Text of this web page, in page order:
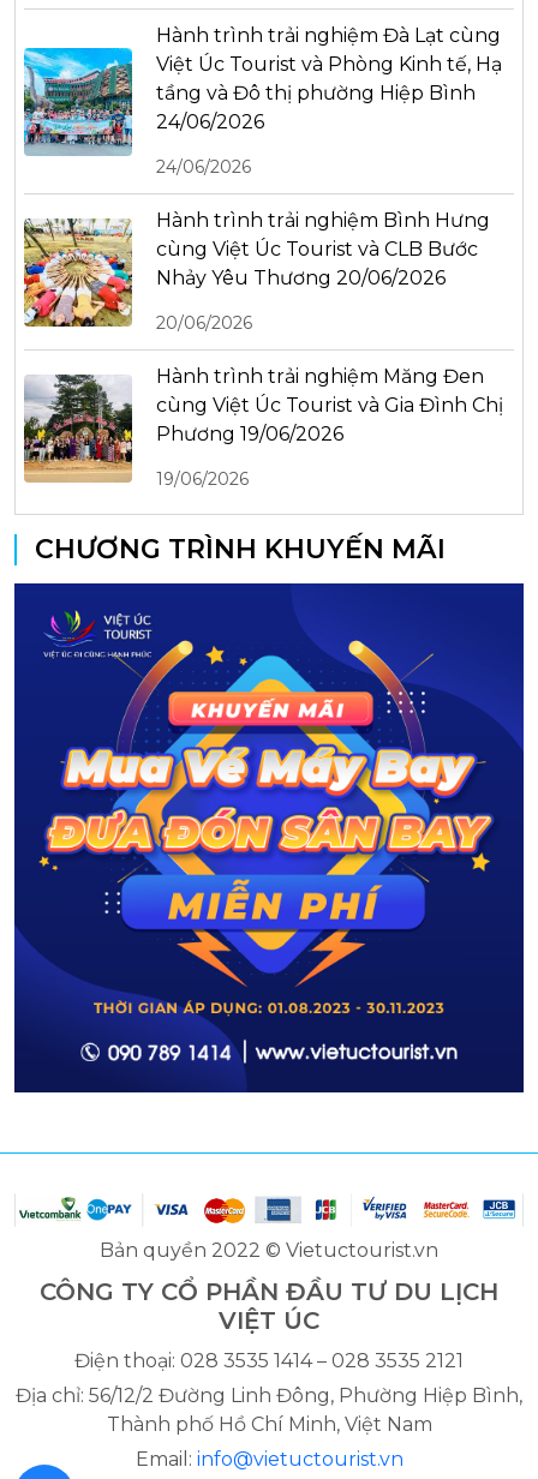
Hành trình trải nghiệm Đà Lạt cùng
Việt Úc Tourist và Phòng Kinh tế, Hạ
tầng và Đô thị phường Hiệp Bình
24/06/2026
24/06/2026
Hành trình trải nghiệm Bình Hưng
cùng Việt Úc Tourist và CLB Bước
Nhảy Yêu Thương 20/06/2026
20/06/2026
Hành trình trải nghiệm Măng Đen
cùng Việt Úc Tourist và Gia Đình Chị
Phương 19/06/2026
19/06/2026
CHƯƠNG TRÌNH KHUYẾN MÃI
Bản quyền 2022 © Vietuctourist.vn
CÔNG TY CỔ PHẦN ĐẦU TƯ DU LỊCH
VIỆT ÚC
Điện thoại: 028 3535 1414 – 028 3535 2121
Địa chỉ: 56/12/2 Đường Linh Đông, Phường Hiệp Bình,
Thành phố Hồ Chí Minh, Việt Nam
Email: info@vietuctourist.vn